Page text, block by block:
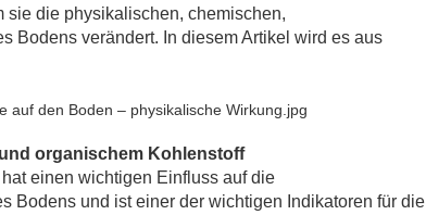
sie die physikalischen, chemischen,
Bodens verändert. In diesem Artikel wird es aus
organischem Kohlenstoff
einen wichtigen Einfluss auf die
Bodens und ist einer der wichtigen Indikatoren für die